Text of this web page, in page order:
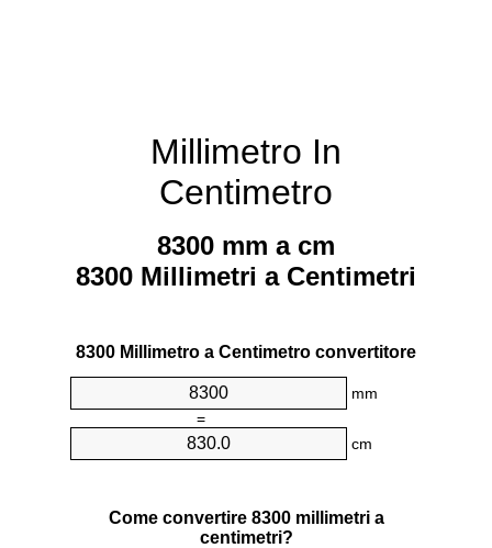
Millimetro In
Centimetro
8300 mm a cm
8300 Millimetri a Centimetri
8300 Millimetro a Centimetro convertitore
mm
=
cm
Come convertire 8300 millimetri a
centimetri?